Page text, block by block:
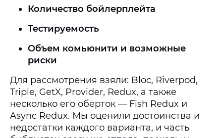
Количество бойлерплейта
Тестируемость
Объем комьюнити и возможные
риски
Для рассмотрения взяли: Bloc, Riverpod,
Triple, GetX, Provider, Redux, а также
несколько его оберток — Fish Redux и
Async Redux. Мы оценили достоинства и
недостатки каждого варианта, и часть